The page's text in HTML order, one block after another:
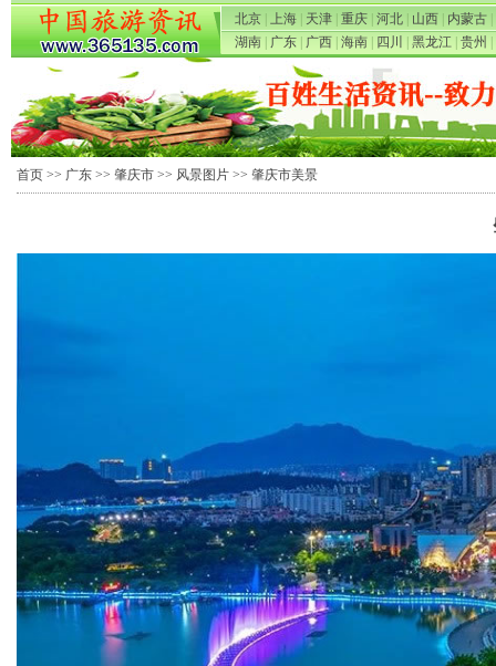
北京 上海 天津 重庆 河北 山西 内蒙古
湖南
广东 广西 海南 四川 黑龙江 贵州
首页 >> 广东 >> 肇庆市 >> 风景图片 >> 肇庆市美景